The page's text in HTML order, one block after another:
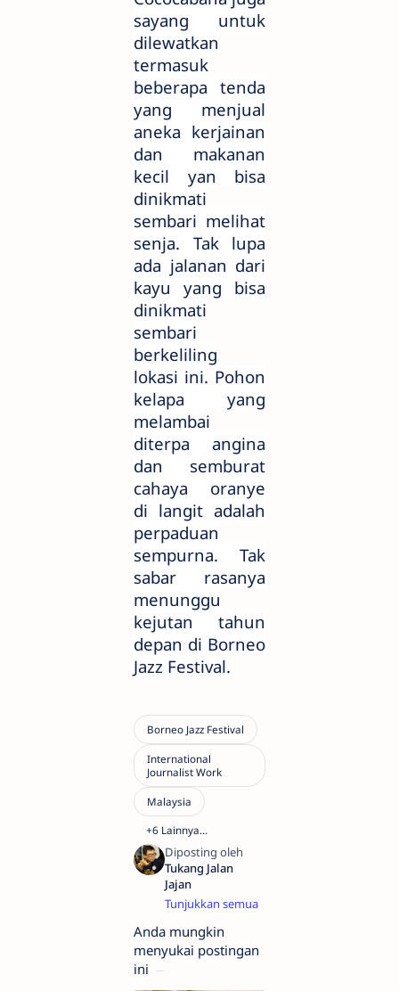
sayang untuk
dilewatkan
termasuk
beberapa tenda
yang menjual
aneka kerjainan
dan makanan
kecil yan bisa
dinikmati
sembari melihat
senja. Tak lupa
ada jalanan dari
kayu yang bisa
dinikmati
sembari
berkeliling
lokasi ini. Pohon
kelapa yang
melambai
diterpa angina
dan semburat
cahaya oranye
di langit adalah
perpaduan
sempurna. Tak
sabar rasanya
menunggu
kejutan tahun
depan di Borneo
Jazz Festival.
Warga
Indonesia
yang
Anda mungkin
menyukai postingan
ini